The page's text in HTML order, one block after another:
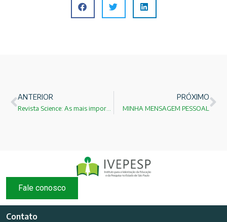
ANTERIOR PRÓXIMO
MINHA MENSAGEM PESSOAL
Fale conosco
Contato